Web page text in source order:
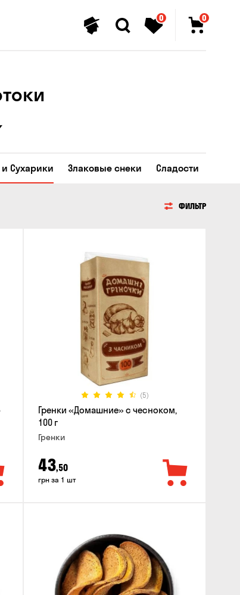
0 0
и Сухарики Злаковые снеки Сладости
ФИЛЬТР
(5)
Гренки «Домашние» с чесноком,
100 г
Гренки
43,50
грн за 1 шт